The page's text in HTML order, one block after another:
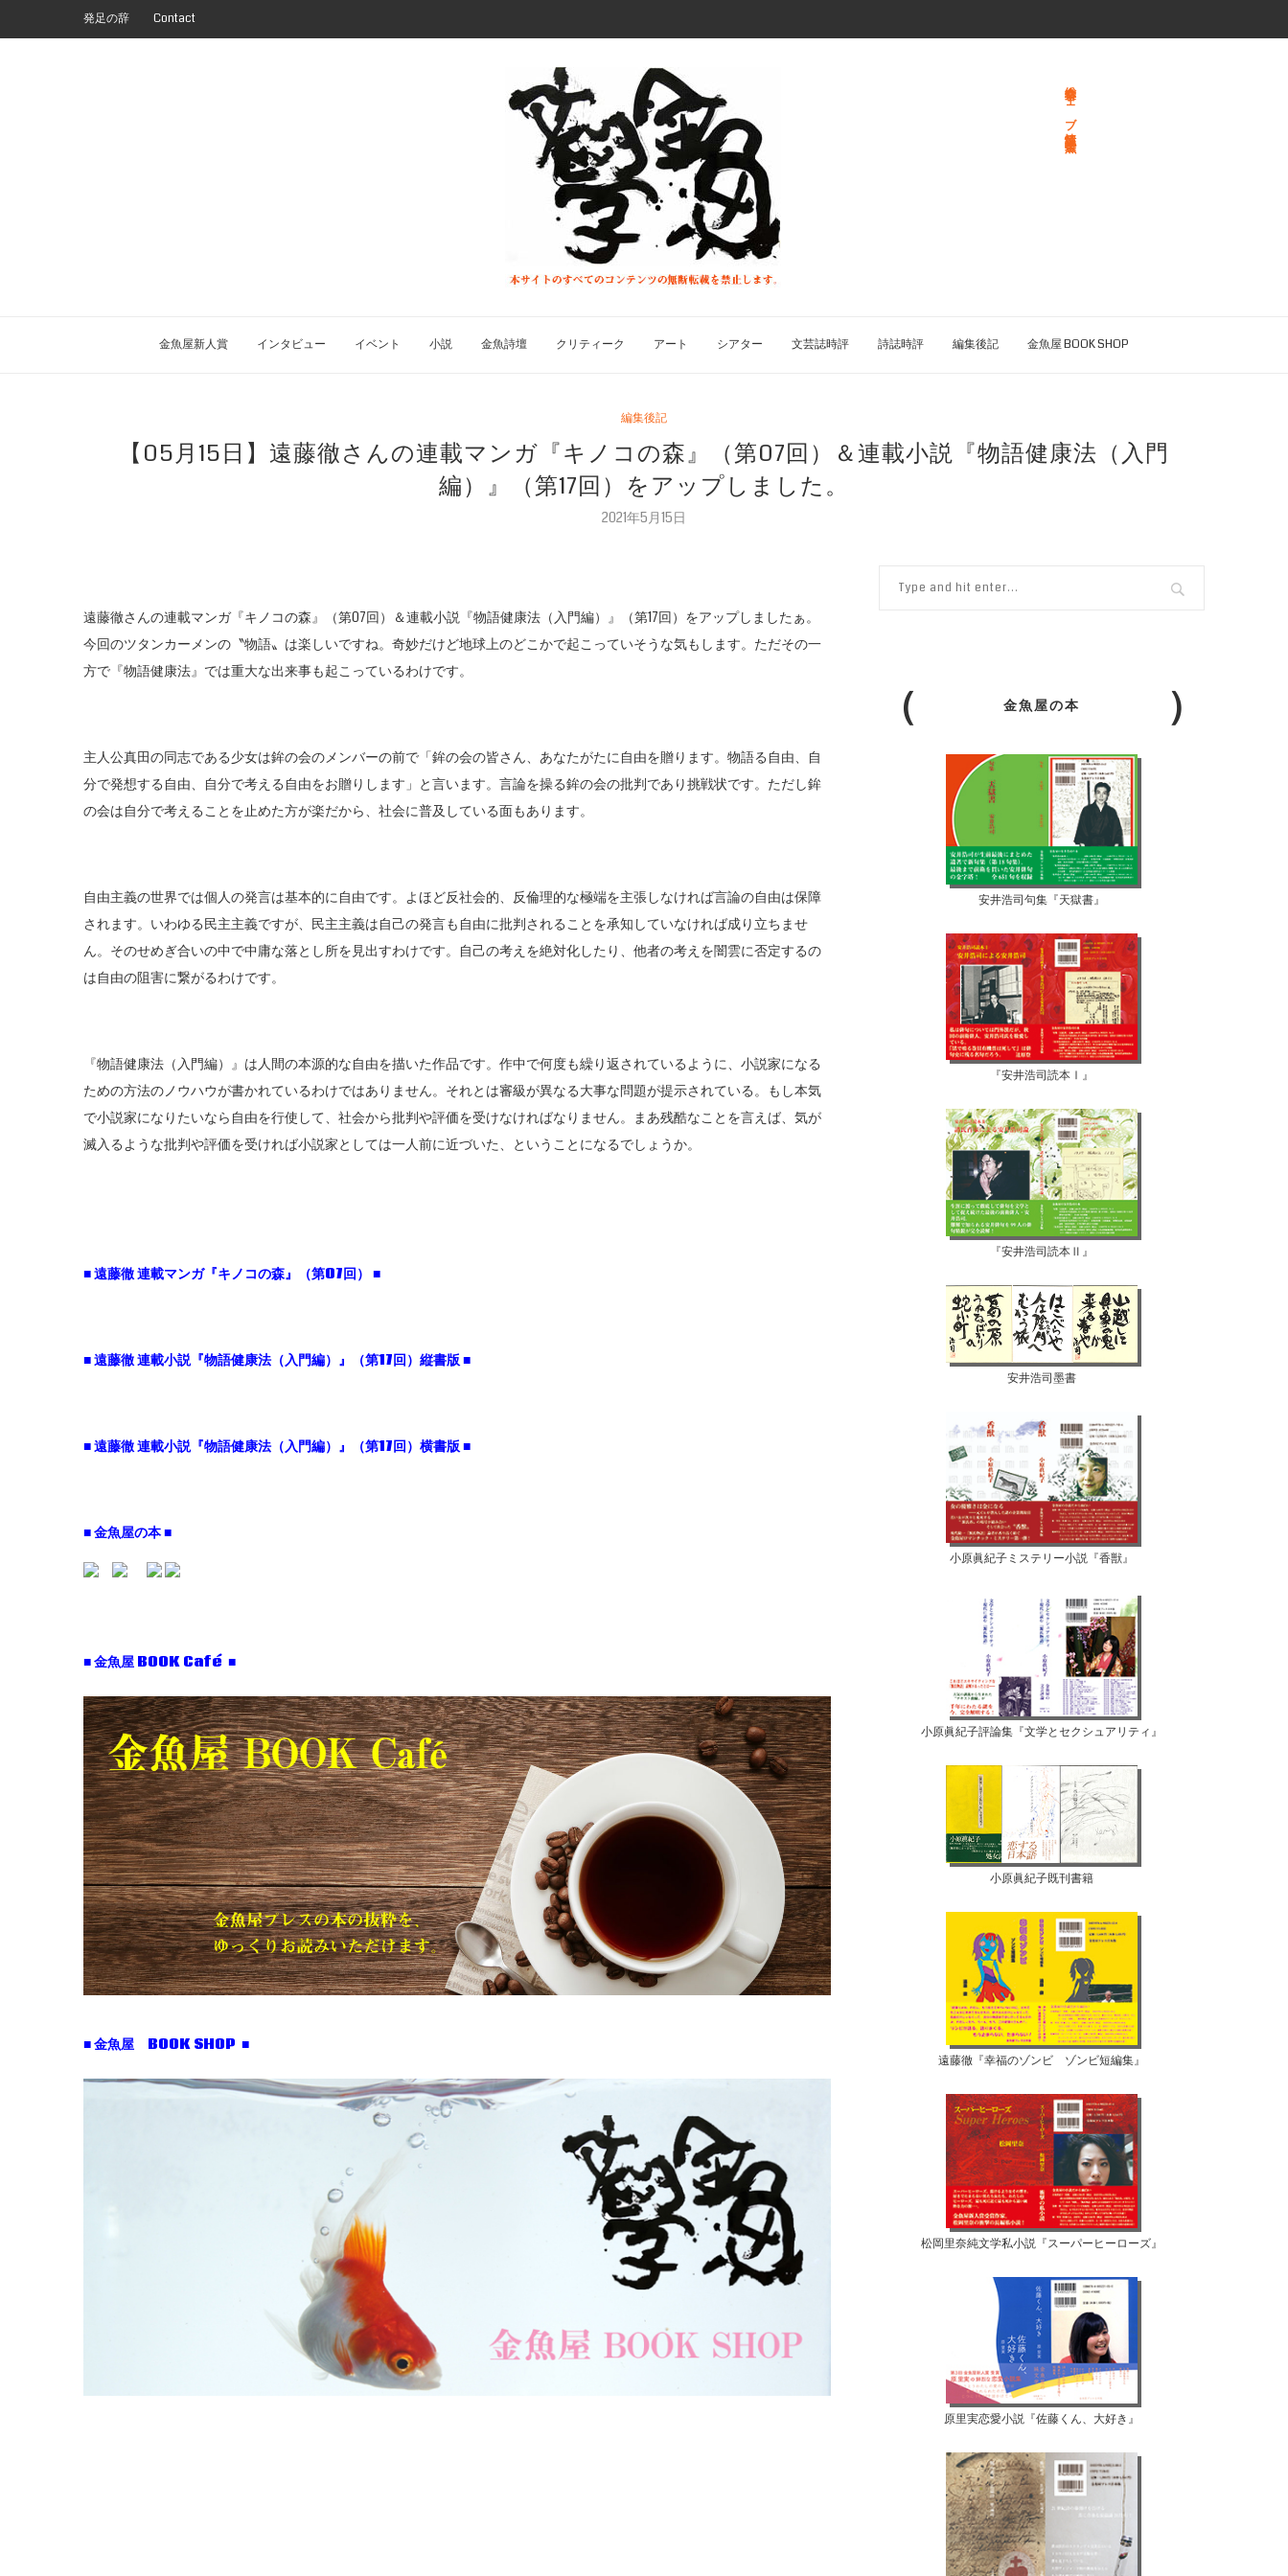
発足の辞 Contact
総合文学ウェブ情報誌 文学金魚
金魚屋新人賞 インタビュー イベント 小説 金魚詩壇 クリティーク アート シアター 文芸誌時評 詩誌時評 編集後記 金魚屋 BOOK SHOP
編集後記
【05月15日】遠藤徹さんの連載マンガ『キノコの森』（第07回）＆連載小説『物語健康法（入門
編）』（第17回）をアップしました。
2021年5月15日
遠藤徹さんの連載マンガ『キノコの森』（第07回）＆連載小説『物語健康法（入門編）』（第17回）をアップしましたぁ。
今回のツタンカーメンの〝物語〟は楽しいですね。奇妙だけど地球上のどこかで起こっていそうな気もします。ただその一
方で『物語健康法』では重大な出来事も起こっているわけです。
主人公真田の同志である少女は鉾の会のメンバーの前で「鉾の会の皆さん、あなたがたに自由を贈ります。物語る自由、自
分で発想する自由、自分で考える自由をお贈りします」と言います。言論を操る鉾の会の批判であり挑戦状です。ただし鉾
の会は自分で考えることを止めた方が楽だから、社会に普及している面もあります。
自由主義の世界では個人の発言は基本的に自由です。よほど反社会的、反倫理的な極端を主張しなければ言論の自由は保障
されます。いわゆる民主主義ですが、民主主義は自己の発言も自由に批判されることを承知していなければ成り立ちませ
ん。そのせめぎ合いの中で中庸な落とし所を見出すわけです。自己の考えを絶対化したり、他者の考えを闇雲に否定するの
は自由の阻害に繋がるわけです。
『物語健康法（入門編）』は人間の本源的な自由を描いた作品です。作中で何度も繰り返されているように、小説家になる
ための方法のノウハウが書かれているわけではありません。それとは審級が異なる大事な問題が提示されている。もし本気
で小説家になりたいなら自由を行使して、社会から批判や評価を受けなければなりません。まあ残酷なことを言えば、気が
滅入るような批判や評価を受ければ小説家としては一人前に近づいた、ということになるでしょうか。
■ 遠藤徹 連載マンガ『キノコの森』（第07回） ■
■ 遠藤徹 連載小説『物語健康法（入門編）』（第17回）縦書版 ■
■ 遠藤徹 連載小説『物語健康法（入門編）』（第17回）横書版 ■
■ 金魚屋の本 ■
■ 金魚屋 BOOK Café ■
■ 金魚屋 BOOK SHOP ■
金魚屋の本
安井浩司句集『天獄書』
『安井浩司読本Ⅰ』
『安井浩司読本Ⅱ』
安井浩司墨書
小原眞紀子ミステリー小説『香獣』
小原眞紀子評論集『文学とセクシュアリティ』
小原眞紀子既刊書籍
遠藤徹『幸福のゾンビ ゾンビ短編集』
松岡里奈純文学私小説『スーパーヒーローズ』
原里実恋愛小説『佐藤くん、大好き』